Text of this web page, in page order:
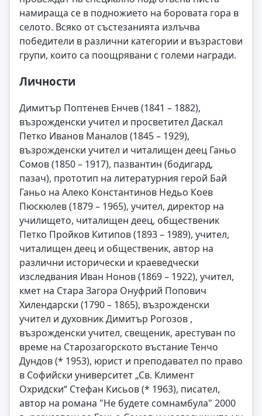
намираща се в подножието на боровата гора в
селото. Всяко от състезанията излъчва
победители в различни категории и възрастови
групи, които са поощрявани с големи награди.
Личности
Димитър Поптенев Енчев (1841 – 1882),
възрожденски учител и просветител Даскал
Петко Иванов Маналов (1845 – 1929),
възрожденски учител и читалищен деец Ганьо
Сомов (1850 – 1917), пазвантин (бодигард,
пазач), прототип на литературния герой Бай
Ганьо на Алеко Константинов Недьо Коев
Пюскюлев (1879 – 1965), учител, директор на
училището, читалищен деец, общественик
Петко Пройков Китипов (1893 – 1989), учител,
читалищен деец и общественик, автор на
различни исторически и краеведчески
изследвания Иван Нонов (1869 – 1922), учител,
кмет на Стара Загора Онуфрий Попович
Хилендарски (1790 – 1865), възрожденски
учител и духовник Димитър Рогозов ,
възрожденски учител, свещеник, арестуван по
време на Старозагорското въстание Тенчо
Дундов (* 1953), юрист и преподавател по право
в Софийски университет „Св. Климент
Охридски“ Стефан Кисьов (* 1963), писател,
автор на романа "Не будете сомнамбула" 2000